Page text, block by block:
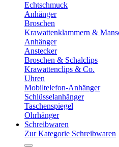
Echtschmuck
Anhänger
Broschen
Krawattenklammern &
Anhänger
Anstecker
Broschen & Schalclips
Krawattenclips & Co.
Uhren
Mobiltelefon-Anhänger
Schlüsselanhänger
Taschenspiegel
Ohrhänger
Schreibwaren
Zur Kategorie Schreibwaren